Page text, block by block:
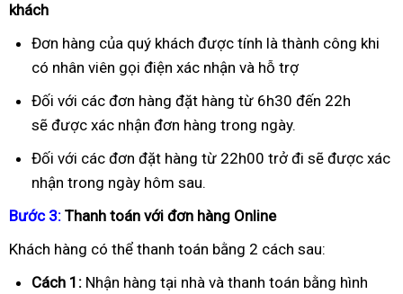
khách
Đơn hàng của quý khách được tính là thành công khi
có nhân viên gọi điện xác nhận và hỗ trợ
Đối với các đơn hàng đặt hàng từ 6h30 đến 22h
sẽ được xác nhận đơn hàng trong ngày.
Đối với các đơn đặt hàng từ 22h00 trở đi sẽ được xác
nhận trong ngày hôm sau.
Bước 3: Thanh toán với đơn hàng Online
Khách hàng có thể thanh toán bằng 2 cách sau:
Cách 1: Nhận hàng tại nhà và thanh toán bằng hình